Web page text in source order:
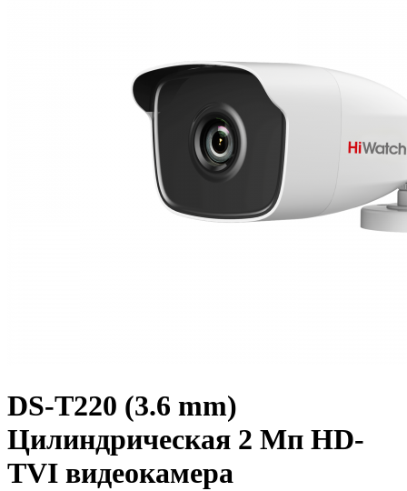
DS-T220 (3.6 mm)
Цилиндрическая 2 Мп HD-
TVI видеокамера